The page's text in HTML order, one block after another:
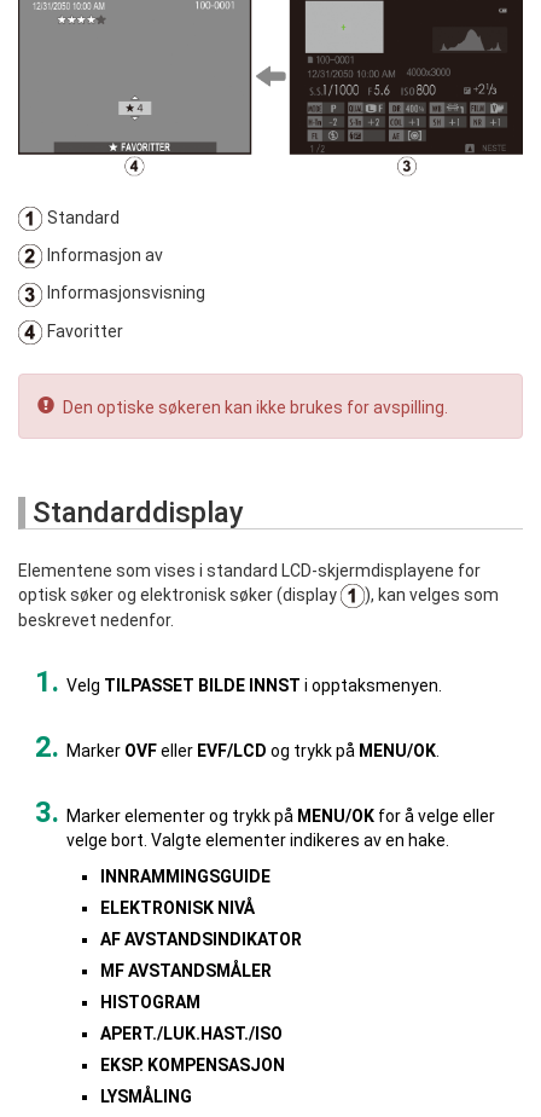
Standard
Informasjon av
Informasjonsvisning
Favoritter
Den optiske søkeren kan ikke brukes for avspilling.
Standarddisplay
Elementene som vises i standard LCD-skjermdisplayene for
optisk søker og elektronisk søker (display
), kan velges som
beskrevet nedenfor.
Velg TILPASSET BILDE INNST i opptaksmenyen.
Marker OVFeller EVF/LCD og trykk på MENU/OK.
Marker elementer og trykk på MENU/OK for å velge eller
velge bort. Valgte elementer indikeres av en hake.
INNRAMMINGSGUIDE
ELEKTRONISK NIVÅ
AF AVSTANDSINDIKATOR
MF AVSTANDSMÅLER
HISTOGRAM
APERT./LUK.HAST./ISO
EKSP. KOMPENSASJON
LYSMÅLING